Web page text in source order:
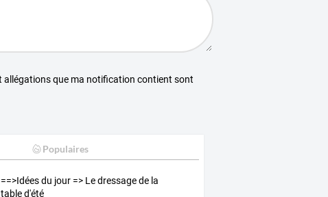
allégations que ma notification contient sont
Populaires
==>Idées du jour => Le dressage de la
table d'été